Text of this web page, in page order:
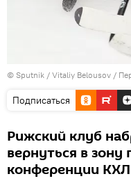
© Sputnik / Vitaliy Belousov /
Подписаться
Рижский клуб
вернуться в
конференции